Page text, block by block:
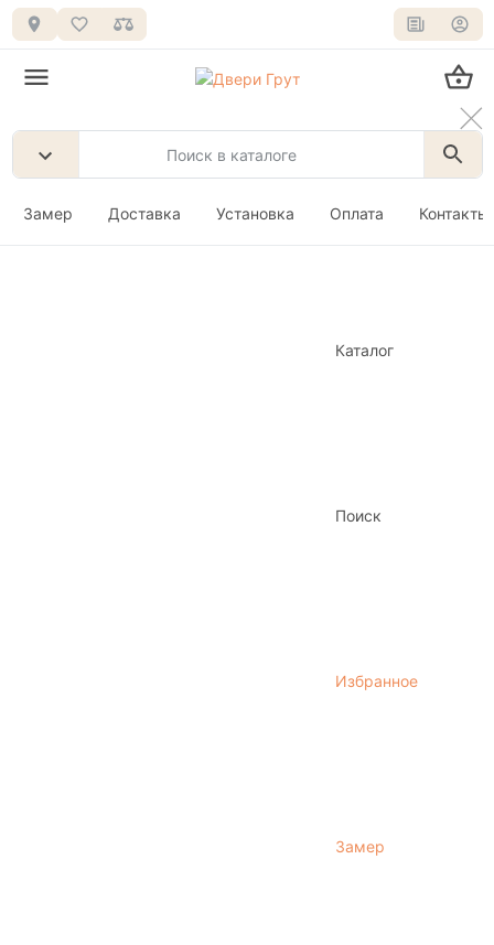
Замер Доставка Установка Оплата Контакты
Каталог
Поиск
Избранное
Замер